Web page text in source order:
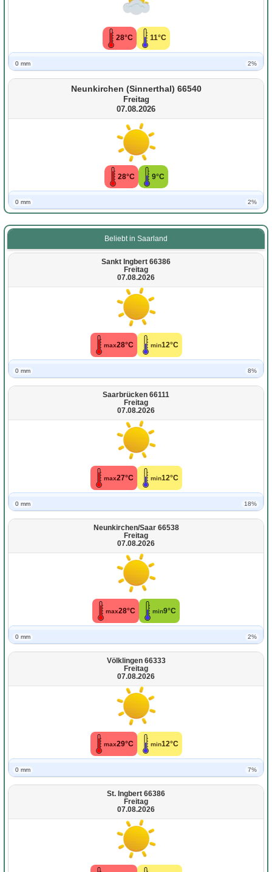
28°C 11°C
0 mm 2%
Neunkirchen (Sinnerthal) 66540
Freitag
07.08.2026
28°C 9°C
0 mm 2%
Beliebt in Saarland
Sankt Ingbert 66386
Freitag
07.08.2026
max28°C min12°C
0 mm 8%
Saarbrücken 66111
Freitag
07.08.2026
max27°C min12°C
0 mm 18%
Neunkirchen/Saar 66538
Freitag
07.08.2026
max28°C min9°C
0 mm 2%
Völklingen 66333
Freitag
07.08.2026
max29°C min12°C
0 mm 7%
St. Ingbert 66386
Freitag
07.08.2026